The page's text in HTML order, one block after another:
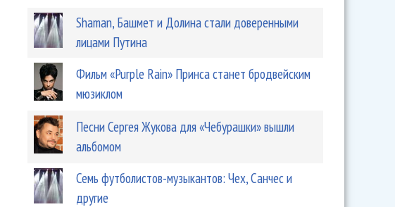
Shaman, Башмет и Долина стали доверенными
лицами Путина
Фильм «Purple Rain» Принса станет бродвейским
мюзиклом
Песни Сергея Жукова для «Чебурашки» вышли
альбомом
Семь футболистов-музыкантов: Чех, Санчес и
другие